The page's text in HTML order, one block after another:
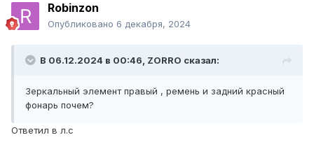
Robinzon
Опубликовано 6 декабря, 2024
В 06.12.2024 в 00:46, ZORRO сказал:
Зеркальный элемент правый , ремень и задний красный
фонарь почем?
Ответил в л.с